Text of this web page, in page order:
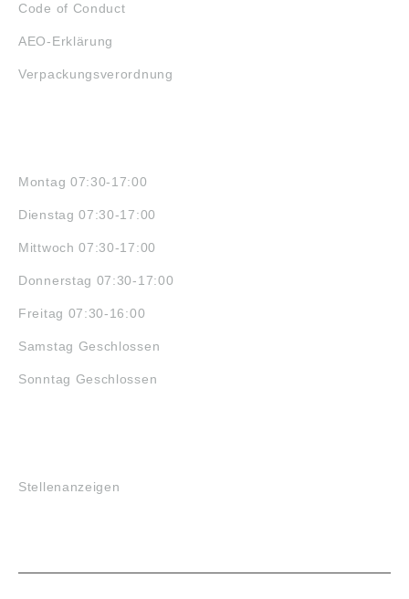
Code of Conduct
AEO-Erklärung
Verpackungsverordnung
Montag 07:30-17:00
Dienstag 07:30-17:00
Mittwoch 07:30-17:00
Donnerstag 07:30-17:00
Freitag 07:30-16:00
Samstag Geschlossen
Sonntag Geschlossen
Stellenanzeigen